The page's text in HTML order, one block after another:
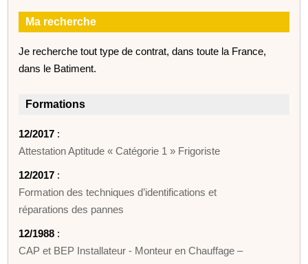
Ma recherche
Je recherche tout type de contrat, dans toute la France,
dans le Batiment.
Formations
12/2017 :
Attestation Aptitude « Catégorie 1 » Frigoriste
12/2017 :
Formation des techniques d’identifications et
réparations des pannes
12/1988 :
CAP et BEP Installateur - Monteur en Chauffage –